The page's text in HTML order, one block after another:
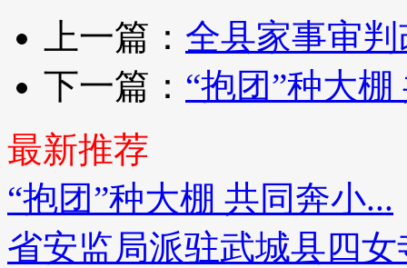
上一篇： 全县家事审
下一篇： “抱团”种大
最新推荐
“抱团”种大棚 共同奔小...
省安监局派驻武城县四